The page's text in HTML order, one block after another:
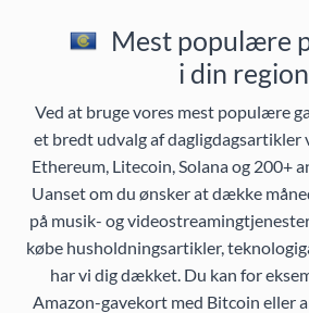
Mest populære
i din region
Ved at bruge vores mest populære
et bredt udvalg af dagligdagsartikler
Ethereum, Litecoin, Solana og 200+
Uanset om du ønsker at dække
på musik- og
købe husholdningsartikler,
har vi dig dækket. Du kan for
Amazon-gavekort med Bitcoin eller